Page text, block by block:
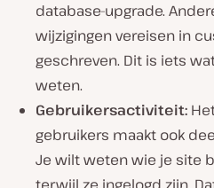
database-upgrade.
wijzigingen vereisen in
geschreven. Dit is iets
weten.
Gebruikersactiviteit:
gebruikers maakt ook
Je wilt weten wie je site